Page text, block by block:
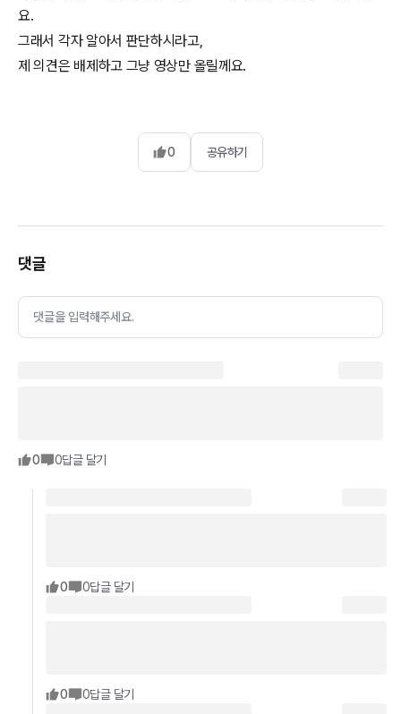
요.
그래서 각자 알아서 판단하시라고,
제 의견은 배제하고 그냥 영상만 올릴께요.
0 공유하기
댓글
댓글을 입력해주세요.
0 0답글 달기
0 0답글 달기
0 0답글 달기